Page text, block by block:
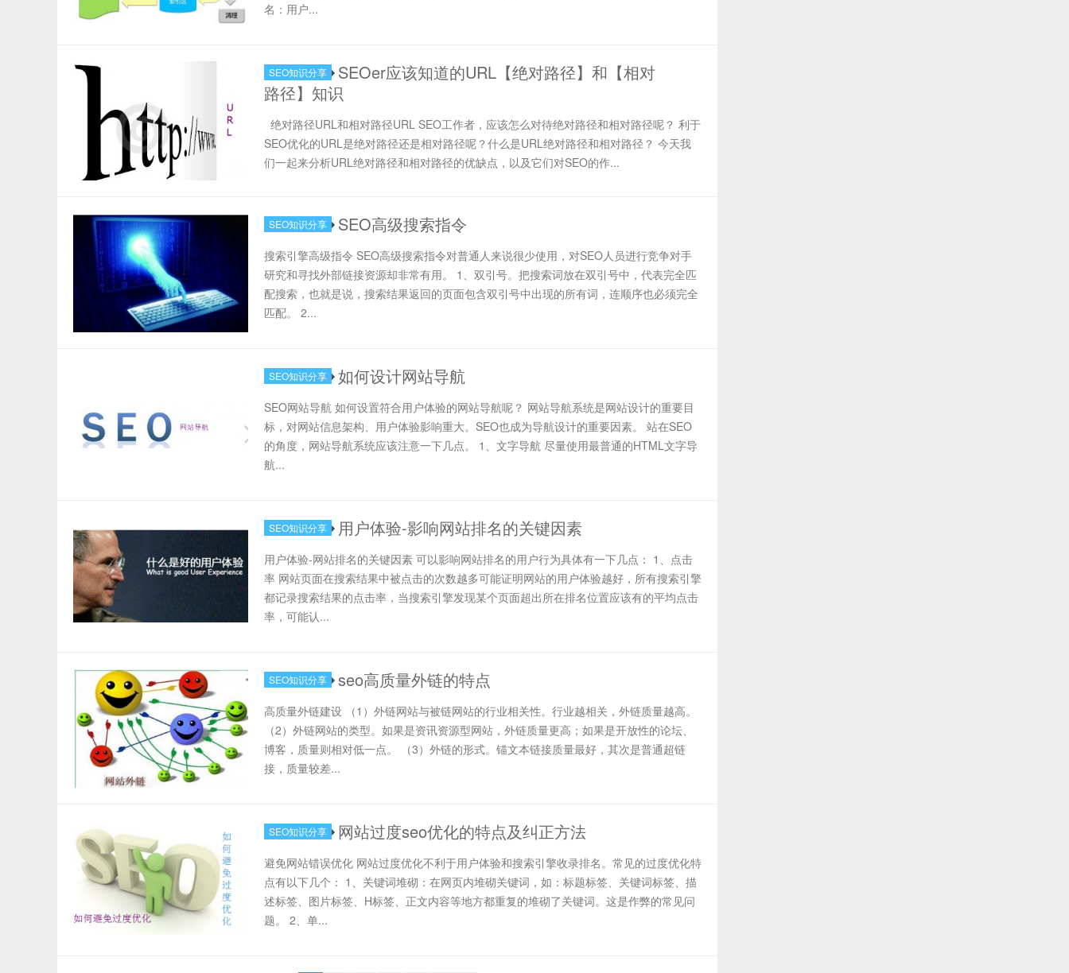
名：用户...
SEO知识分享
SEOer应该知道的URL【绝对路径】和【相对
路径】知识
绝对路径URL和相对路径URL SEO工作者，应该怎么对待绝对路径和相对路径呢？ 利于
SEO优化的URL是绝对路径还是相对路径呢？什么是URL绝对路径和相对路径？ 今天我
们一起来分析URL绝对路径和相对路径的优缺点，以及它们对SEO的作...
SEO知识分享 SEO高级搜索指令
搜索引擎高级指令 SEO高级搜索指令对普通人来说很少使用，对SEO人员进行竞争对手
研究和寻找外部链接资源却非常有用。 1、双引号。把搜索词放在双引号中，代表完全匹
配搜索，也就是说，搜索结果返回的页面包含双引号中出现的所有词，连顺序也必须完全
匹配。 2...
SEO知识分享 如何设计网站导航
SEO网站导航 如何设置符合用户体验的网站导航呢？ 网站导航系统是网站设计的重要目
标，对网站信息架构、用户体验影响重大。SEO也成为导航设计的重要因素。 站在SEO
的角度，网站导航系统应该注意一下几点。 1、文字导航 尽量使用最普通的HTML文字导
航...
SEO知识分享 用户体验-影响网站排名的关键因素
用户体验-网站排名的关键因素 可以影响网站排名的用户行为具体有一下几点： 1、点击
率 网站页面在搜索结果中被点击的次数越多可能证明网站的用户体验越好，所有搜索引擎
都记录搜索结果的点击率，当搜索引擎发现某个页面超出所在排名位置应该有的平均点击
率，可能认...
SEO知识分享 seo高质量外链的特点
高质量外链建设 （1）外链网站与被链网站的行业相关性。行业越相关，外链质量越高。
（2）外链网站的类型。如果是资讯资源型网站，外链质量更高；如果是开放性的论坛、
博客，质量则相对低一点。 （3）外链的形式。锚文本链接质量最好，其次是普通超链
接，质量较差...
SEO知识分享 网站过度seo优化的特点及纠正方法
避免网站错误优化 网站过度优化不利于用户体验和搜索引擎收录排名。常见的过度优化特
点有以下几个： 1、关键词堆砌：在网页内堆砌关键词，如：标题标签、关键词标签、描
述标签、图片标签、H标签、正文内容等地方都重复的堆砌了关键词。这是作弊的常见问
题。 2、单...